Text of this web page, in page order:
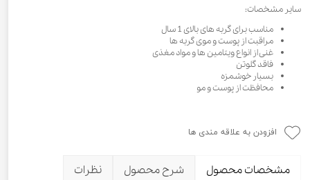
سایر مشخصات:
مناسب برای گربه های بالای 1 سال
مراقبت از پوست و موی گربه ها
غنی از انواع ویتامین ها و مواد مغذی
فاقد گلوتن
بسیار خوشمزه
محافظت از پوست و مو
افزودن به علاقه مندی ها
مشخصات محصول شرح محصول نظرات